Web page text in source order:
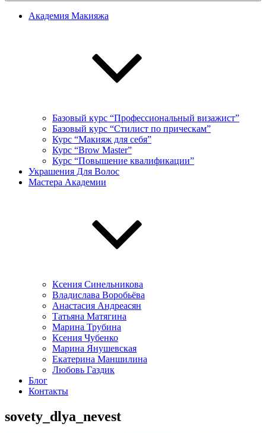
Академия Макияжа
Базовый курс “Профессиональный визажист”
Базовый курс “Стилист по прическам”
Курс “Макияж для себя”
Курс “Brow Master”
Курс “Повышение квалификации”
Украшения Для Волос
Мастера Академии
Ксения Синельникова
Владислава Воробьёва
Анастасия Андреасян
Татьяна Матягина
Марина Трубина
Ксения Чубенко
Марина Янушевская
Екатерина Маншилина
Любовь Газдик
Блог
Контакты
sovety_dlya_nevest